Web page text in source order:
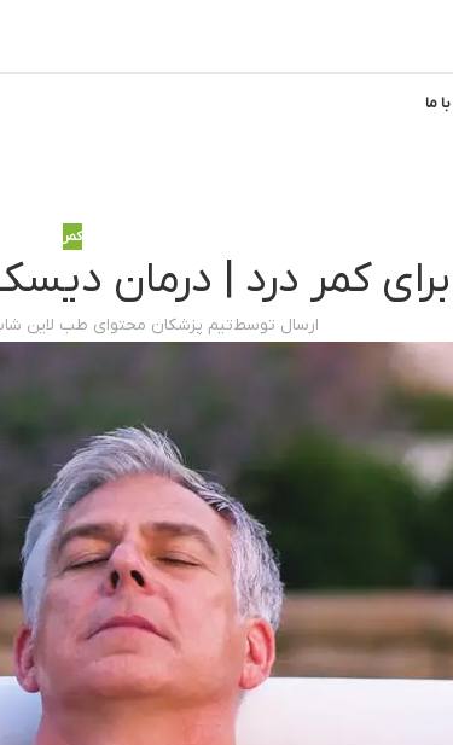
ما
کمر
کمر درد | درمان
ارسال توسطتیم پزشکان محتوای طب لاین